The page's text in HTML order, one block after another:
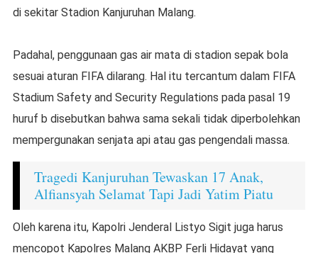
di sekitar Stadion Kanjuruhan Malang.
Padahal, penggunaan gas air mata di stadion sepak bola
sesuai aturan FIFA dilarang. Hal itu tercantum dalam FIFA
Stadium Safety and Security Regulations pada pasal 19
huruf b disebutkan bahwa sama sekali tidak diperbolehkan
mempergunakan senjata api atau gas pengendali massa.
Tragedi Kanjuruhan Tewaskan 17 Anak,
Alfiansyah Selamat Tapi Jadi Yatim Piatu
Oleh karena itu, Kapolri Jenderal Listyo Sigit juga harus
mencopot Kapolres Malang AKBP Ferli Hidayat yang